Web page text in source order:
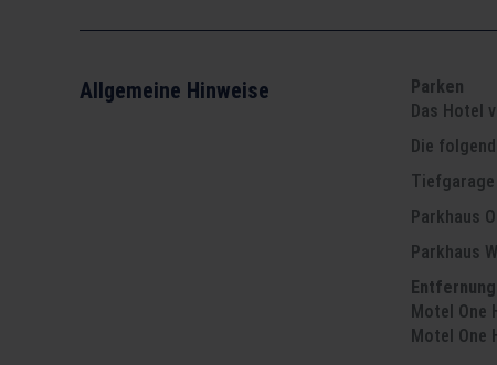
Allgemeine Hinweise
Parken
Das Hotel
Die
Tiefgarage
Parkhaus
Parkhaus
Motel One
Motel One